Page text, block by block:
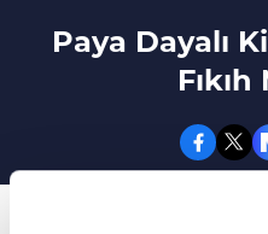
Paya Dayalı